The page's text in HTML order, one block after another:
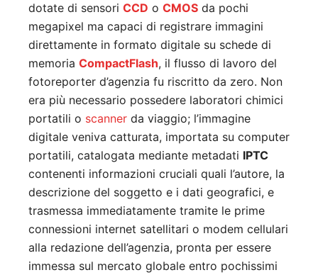
dotate di sensori CCD o CMOS da pochi
megapixel ma capaci di registrare immagini
direttamente in formato digitale su schede di
memoria CompactFlash, il flusso di lavoro del
fotoreporter d’agenzia fu riscritto da zero. Non
era più necessario possedere laboratori chimici
portatili o scanner da viaggio; l’immagine
digitale veniva catturata, importata su computer
portatili, catalogata mediante metadati IPTC
contenenti informazioni cruciali quali l’autore, la
descrizione del soggetto e i dati geografici, e
trasmessa immediatamente tramite le prime
connessioni internet satellitari o modem cellulari
alla redazione dell’agenzia, pronta per essere
immessa sul mercato globale entro pochissimi